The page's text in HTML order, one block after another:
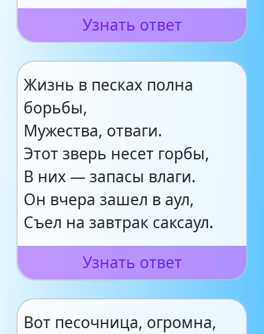
Узнать ответ
Жизнь в песках полна
борьбы,
Мужества, отваги.
Этот зверь несет горбы,
В них — запасы влаги.
Он вчера зашел в аул,
Съел на завтрак саксаул.
Узнать ответ
Вот песочница, огромна,